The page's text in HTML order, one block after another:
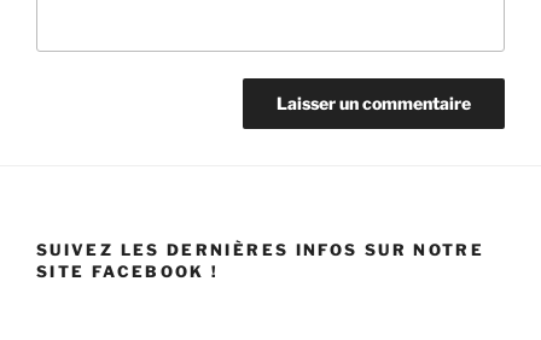
SUIVEZ LES DERNIÈRES INFOS SUR NOTRE
SITE FACEBOOK !